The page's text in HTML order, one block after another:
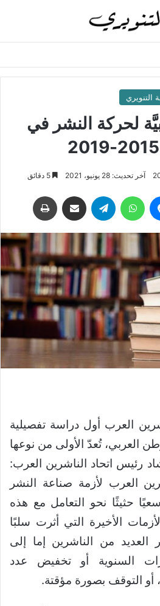
التنويري
لحركة النشر في
آخر تحديث: 28 يونيو، 2021
العرب أول دراسة تفصيلية
العربي، تُعدّ الأولى من نوعها
رئيس اتحاد الناشرين العرب:
العرب لأزمة صناعة النشر
حثيثًا نحو التعامل مع هذه
الأخيرة التي أثرت سلبًا
من الناشرين إما إلى
السنوية أو تخفيض عدد
أو التوقف بصورة مؤقتة.